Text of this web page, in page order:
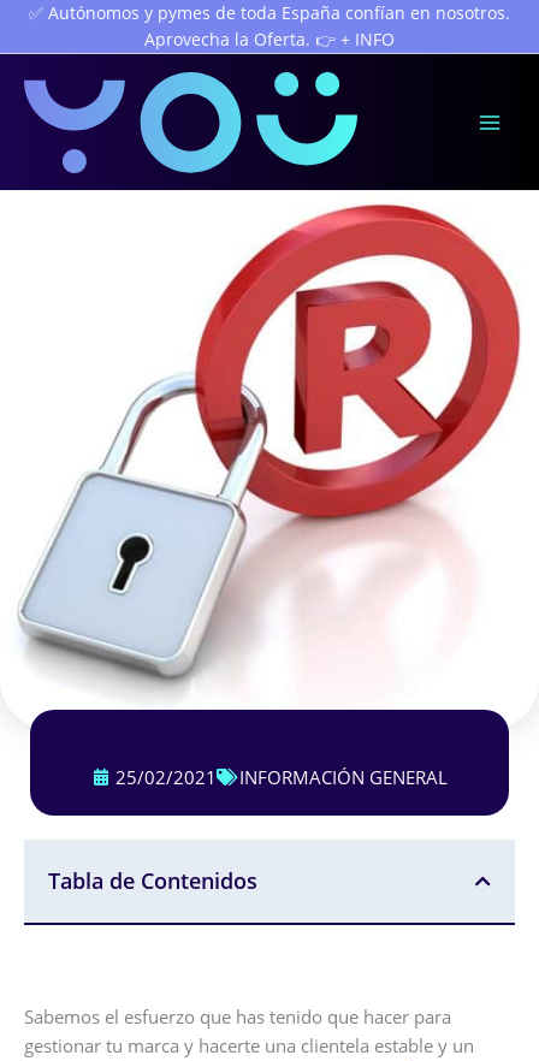
✅ Autónomos y pymes de toda España confían en nosotros.
Aprovecha la Oferta. 👉 + INFO
25/02/2021 INFORMACIÓN GENERAL
Tabla de Contenidos
Sabemos el esfuerzo que has tenido que hacer para
gestionar tu marca y hacerte una clientela estable y un